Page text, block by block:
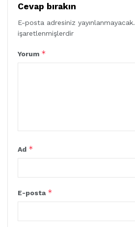
Cevap bırakın
E-posta adresiniz yayınlanmayacak.
işaretlenmişlerdir
Yorum *
Ad *
E-posta *